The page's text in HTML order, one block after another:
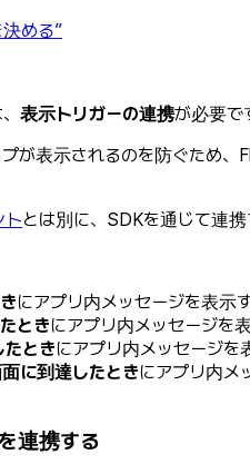
める”
表示トリガーの連携が必要で
が表示されるのを防ぐため、
トとは別に、SDKを通じて連携
にアプリ内メッセージを表示
ときにアプリ内メッセージを
ときにアプリ内メッセージを
に到達したときにアプリ内メ
連携する